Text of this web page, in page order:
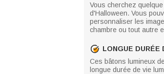
Vous cherchez
d'Halloween. Vous
personnaliser les
chambre ou tout autre
LONGUE DURÉE
Ces bâtons lumineux
longue durée de vie